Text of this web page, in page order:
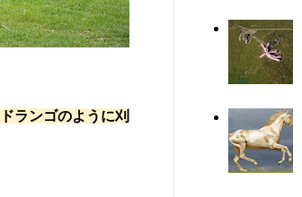
ドランゴのように刈